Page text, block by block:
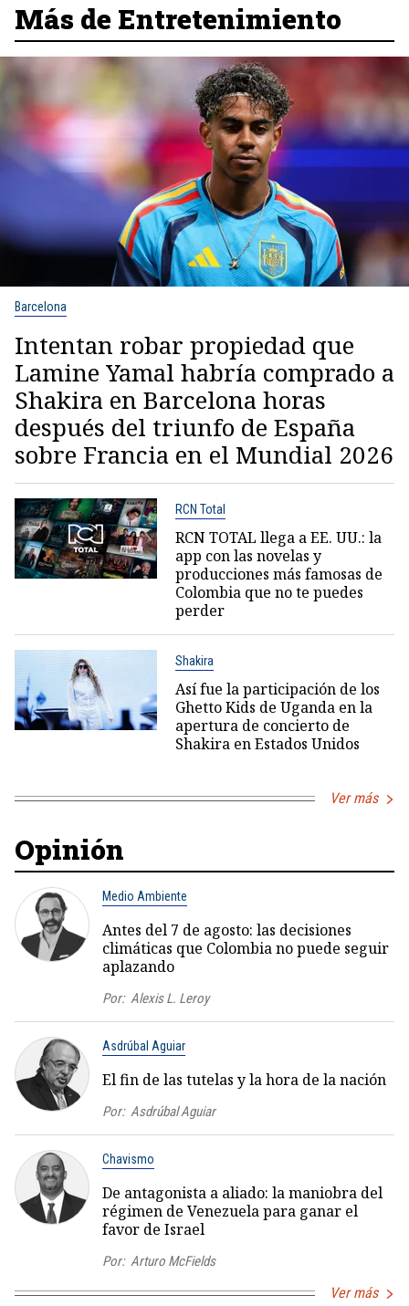
Más de Entretenimiento
Barcelona
Intentan robar propiedad que
Lamine Yamal habría comprado a
Shakira en Barcelona horas
después del triunfo de España
sobre Francia en el Mundial 2026
RCN Total
RCN TOTAL llega a EE. UU.: la
app con las novelas y
producciones más famosas de
Colombia que no te puedes
perder
Shakira
Así fue la participación de los
Ghetto Kids de Uganda en la
apertura de concierto de
Shakira en Estados Unidos
Ver más
Opinión
Medio Ambiente
Antes del 7 de agosto: las decisiones
climáticas que Colombia no puede seguir
aplazando
Por: Alexis L. Leroy
Asdrúbal Aguiar
El fin de las tutelas y la hora de la nación
Por: Asdrúbal Aguiar
Chavismo
De antagonista a aliado: la maniobra del
régimen de Venezuela para ganar el
favor de Israel
Por: Arturo McFields
Ver más